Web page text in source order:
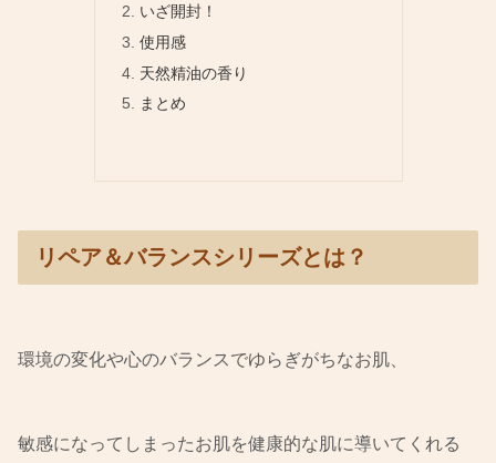
いざ開封！
使用感
天然精油の香り
まとめ
リペア＆バランスシリーズとは？
環境の変化や心のバランスでゆらぎがちなお肌、
敏感になってしまったお肌を健康的な肌に導いてくれる